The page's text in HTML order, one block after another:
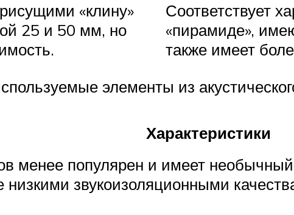
«клину»
25 и 50 мм, но
Соответствует
«пирамиде»,
также имеет
элементы из
Характеристики
менее популярен и имеет необычный
низкими звукоизоляционными